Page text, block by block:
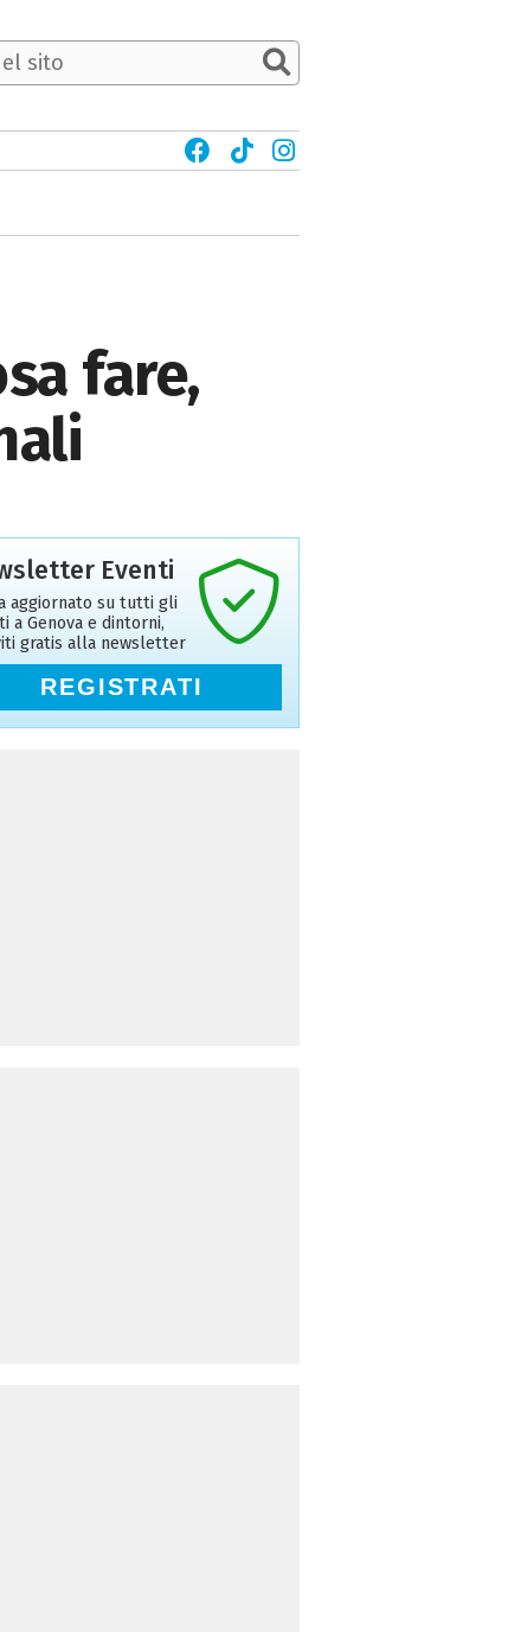
fare,
Eventi
aggiornato su tutti gli
a Genova e dintorni,
gratis alla newsletter
REGISTRATI